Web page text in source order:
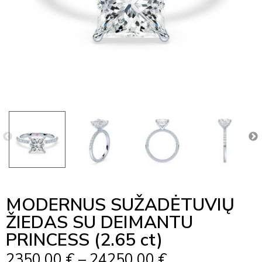
MODERNUS SUŽADĖTUVIŲ
ŽIEDAS SU DEIMANTU
PRINCESS (2.65 ct)